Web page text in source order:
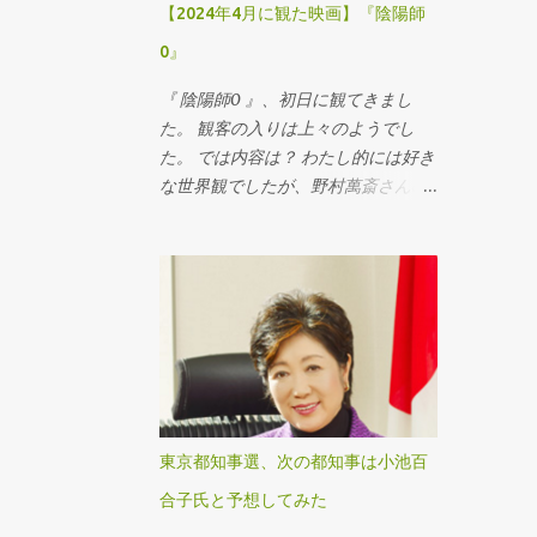
げる役は講師 (こうじ) ，勝負の審判
は判者 (はんじゃ) ，勝負の記録係は
クに説明がありました。 大人数で和
歌を詠む、という遊びは、その後、
連歌という多人数で和歌を詠む遊び
を生み出したり、連歌も百首詠むよ
んだけ日本人は和歌好きなんだ、っ
て感じです。 Twitter は、世界で一
番、日本人が利用していると聞いた
ことがあります。 また...
【2024年4月に観た映画】『陰陽師
0』
『 陰陽師0 』、初日に観てきまし
た。 観客の入りは上々のようでし
た。 では内容は？ わたし的には好き
な世界観でしたが、野村萬斎さんの
東京都知事選、次の都知事は小池百
合子氏と予想してみた